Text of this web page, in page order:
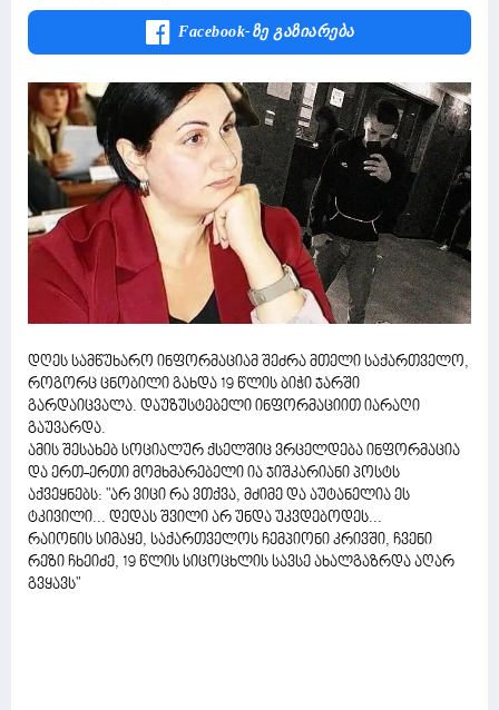
Facebook-Ზე Გაზიარება
დღეს სამწუხარო ინფორმაციამ შეძრა მთელი საქართველო,
როგორც ცნობილი გახდა 19 წლის ბიჭი ჯარში
გარდაიცვალა. დაუზუსტებელი ინფორმაციით იარაღი
გაუვარდა.
ამის შესახებ სოციალურ ქსელშიც ვრცელდება ინფორმაცია
და ერთ-ერთი მომხმარებელი ია ჯიშკარიანი პოსტს
აქვეყნებს: "არ ვიცი რა ვთქვა, მძიმე და აუტანელია ეს
ტკივილი... დედას შვილი არ უნდა უკვდებოდეს...
რაიონის სიმაყე, საქართველოს ჩემპიონი კრივში, ჩვენი
რეზი ჩხეიძე, 19 წლის სიცოცხლის სავსე ახალგაზრდა აღარ
გვყავს"